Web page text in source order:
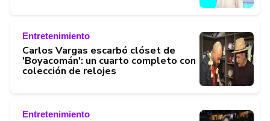
Entretenimiento
Carlos Vargas escarbó clóset de
'Boyacomán': un cuarto completo con
colección de relojes
Entretenimiento